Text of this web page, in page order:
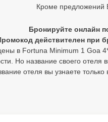
Кроме предложений
Бронируйте онлайн
действителен при
в Fortuna Minimum 1 Goa
Но название своего
отеля вы узнаете